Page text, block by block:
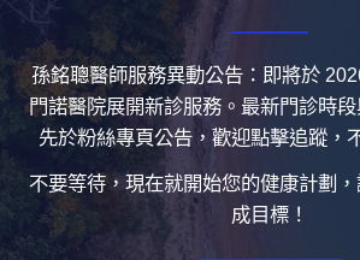
孫銘聰醫師服務異動公告：即將於
門諾醫院展開新診服務。最新門診時
先於粉絲專頁公告，歡迎點擊追蹤，
不要等待，現在就開始您的健康計劃
成目標！